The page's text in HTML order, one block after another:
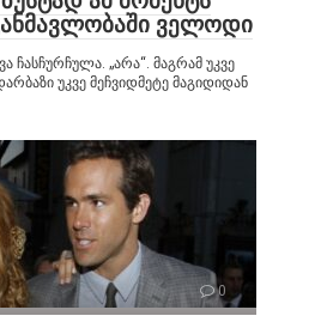
ველოდი
ჩასჩურჩულა. „არა“. მაგრამ უკვე
უკვე მეჩვიდმეტე მაგიდიდან
0